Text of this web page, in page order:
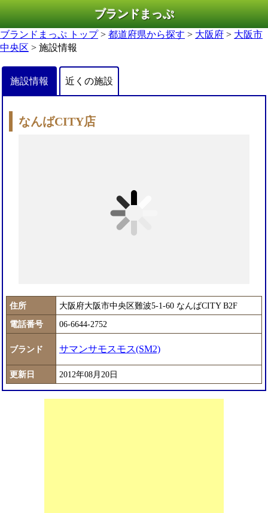
ブランドまっぷ
ブランドまっぷ トップ> 都道府県から探す > 大阪府 > 大阪市
中央区 > 施設情報
施設情報 近くの施設
なんばCITY店
住所
大阪府大阪市中央区難波5-1-60 なんばCITY B2F
電話番号
06-6644-2752
ブランド サマンサモスモス(SM2)
更新日 2012年08月20日